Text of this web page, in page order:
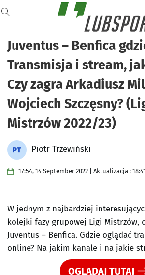
Juventus – Benfica
Transmisja i stream,
Czy zagra Arkadiusz
Wojciech Szczęsny?
Mistrzów 2022/23)
Piotr Trzewiński
17:54, 14 September 2022 | Aktualizacja :
W jednym z najbardziej
kolejki fazy grupowej Ligi Mistrzów,
Juventus – Benfica. Gdzie oglądać
online? Na jakim kanale i na jakie
OGLĄDAJ TUTAJ